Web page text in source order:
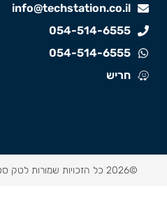
info@techstation.co.il
054-514-6555
054-514-6555
חריש